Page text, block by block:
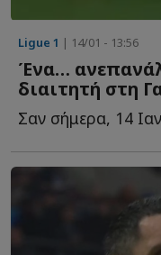
Ligue 1 | 14/01 - 13:56
Ένα…
διαιτητή στη